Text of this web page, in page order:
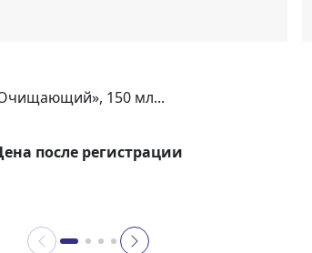
150 мл...
после регистрации